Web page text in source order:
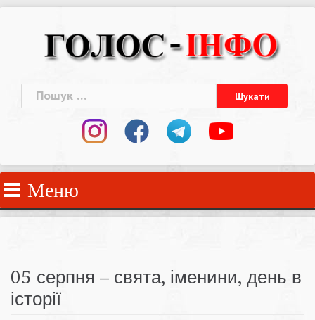
Пошук:
Меню
05 серпня – свята, іменини, день в
історії